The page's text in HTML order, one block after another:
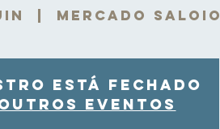
Mercado Saloio
está fechado
eventos